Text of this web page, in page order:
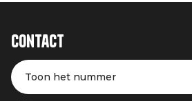
Contact
Toon het nummer